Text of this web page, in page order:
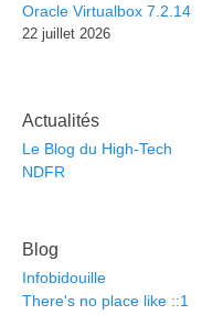
Oracle Virtualbox 7.2.14
22 juillet 2026
Actualités
Le Blog du High-Tech
NDFR
Blog
Infobidouille
There's no place like ::1